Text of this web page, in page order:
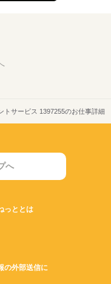
トサービス 1397255のお仕事詳細
へ
っととは
の外部送信に